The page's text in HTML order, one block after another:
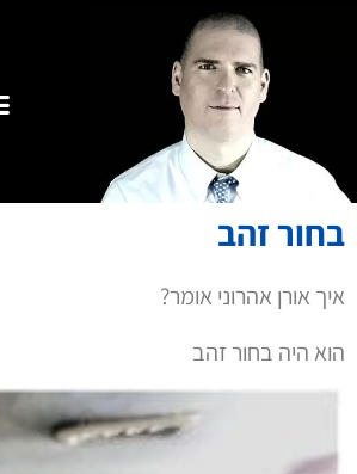
בחור זהב
איך אורן אהרוני אומר?
הוא היה בחור זהב